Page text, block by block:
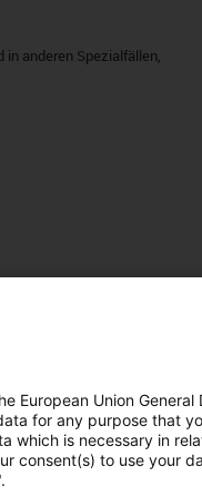
anderen Spezialfällen,
Funktionen
Check und
um Ihr
European Union General
for any purpose that
which is necessary in
consent(s) to use your